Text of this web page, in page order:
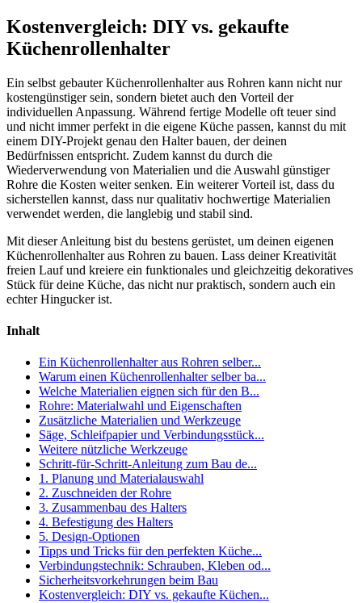
Kostenvergleich: DIY vs. gekaufte
Küchenrollenhalter
Ein selbst gebauter Küchenrollenhalter aus Rohren kann nicht nur
kostengünstiger sein, sondern bietet auch den Vorteil der
individuellen Anpassung. Während fertige Modelle oft teuer sind
und nicht immer perfekt in die eigene Küche passen, kannst du mit
einem DIY-Projekt genau den Halter bauen, der deinen
Bedürfnissen entspricht. Zudem kannst du durch die
Wiederverwendung von Materialien und die Auswahl günstiger
Rohre die Kosten weiter senken. Ein weiterer Vorteil ist, dass du
sicherstellen kannst, dass nur qualitativ hochwertige Materialien
verwendet werden, die langlebig und stabil sind.
Mit dieser Anleitung bist du bestens gerüstet, um deinen eigenen
Küchenrollenhalter aus Rohren zu bauen. Lass deiner Kreativität
freien Lauf und kreiere ein funktionales und gleichzeitig dekoratives
Stück für deine Küche, das nicht nur praktisch, sondern auch ein
echter Hingucker ist.
Inhalt
Ein Küchenrollenhalter aus Rohren selber...
Warum einen Küchenrollenhalter selber ba...
Welche Materialien eignen sich für den B...
Rohre: Materialwahl und Eigenschaften
Zusätzliche Materialien und Werkzeuge
Säge, Schleifpapier und Verbindungsstück...
Weitere nützliche Werkzeuge
Schritt-für-Schritt-Anleitung zum Bau de...
1. Planung und Materialauswahl
2. Zuschneiden der Rohre
3. Zusammenbau des Halters
4. Befestigung des Halters
5. Design-Optionen
Tipps und Tricks für den perfekten Küche...
Verbindungstechnik: Schrauben, Kleben od...
Sicherheitsvorkehrungen beim Bau
Kostenvergleich: DIY vs. gekaufte Küchen...